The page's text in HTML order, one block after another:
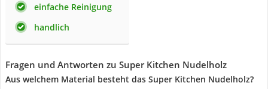
einfache Reinigung
handlich
Fragen und Antworten zu Super Kitchen Nudelholz
Aus welchem Material besteht das Super Kitchen Nudelholz?